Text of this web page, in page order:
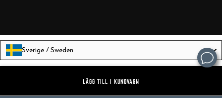
LÄGG TILL I KUNDVAGN
Sverige / Sweden